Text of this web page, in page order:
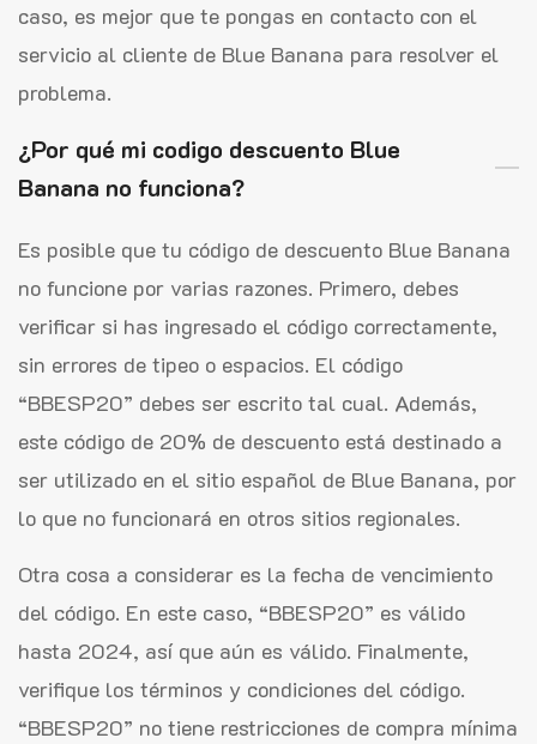
caso, es mejor que te pongas en contacto con el
servicio al cliente de Blue Banana para resolver el
problema.
¿Por qué mi codigo descuento Blue
Banana no funciona?
Es posible que tu código de descuento Blue Banana
no funcione por varias razones. Primero, debes
verificar si has ingresado el código correctamente,
sin errores de tipeo o espacios. El código
“BBESP20” debes ser escrito tal cual. Además,
este código de 20% de descuento está destinado a
ser utilizado en el sitio español de Blue Banana, por
lo que no funcionará en otros sitios regionales.
Otra cosa a considerar es la fecha de vencimiento
del código. En este caso, “BBESP20” es válido
hasta 2024, así que aún es válido. Finalmente,
verifique los términos y condiciones del código.
“BBESP20” no tiene restricciones de compra mínima